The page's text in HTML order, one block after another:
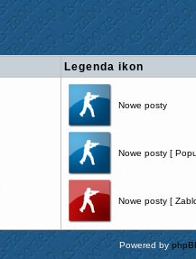
Legenda ikon
Nowe posty
Nowe posty [
Nowe posty [
Powered by